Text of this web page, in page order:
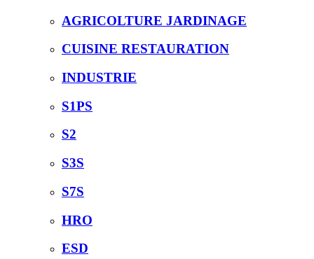
AGRICOLTURE JARDINAGE
CUISINE RESTAURATION
INDUSTRIE
S1PS
S2
S3S
S7S
HRO
ESD